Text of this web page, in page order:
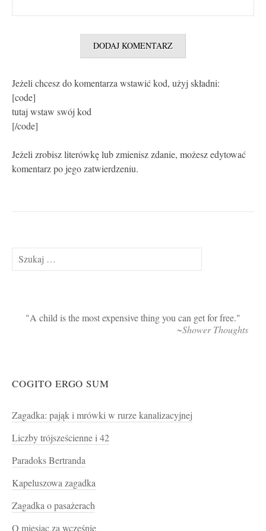
Jeżeli chcesz do komentarza wstawić kod, użyj składni:
[code]
tutaj wstaw swój kod
[/code]
Jeżeli zrobisz literówkę lub zmienisz zdanie, możesz edytować
komentarz po jego zatwierdzeniu.
Szukaj:
A child is the most expensive thing you can get for free.
~Shower Thoughts
COGITO ERGO SUM
Zagadka: pająk i mrówki w rurze kanalizacyjnej
Liczby trójsześcienne i 42
Paradoks Bertranda
Kapeluszowa zagadka
Zagadka o pasażerach
O miesiąc za wcześnie